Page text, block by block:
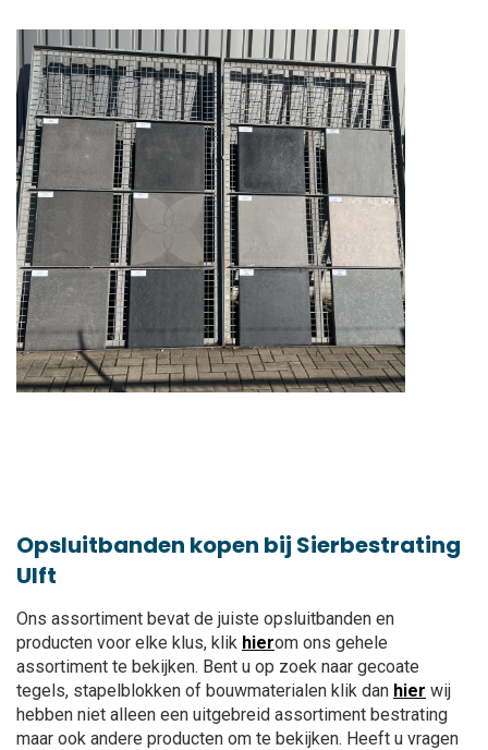
Opsluitbanden kopen bij Sierbestrating
Ulft
Ons assortiment bevat de juiste opsluitbanden en
producten voor elke klus, klik hierom ons gehele
assortiment te bekijken. Bent u op zoek naar gecoate
tegels, stapelblokken of bouwmaterialen klik dan hier wij
hebben niet alleen een uitgebreid assortiment bestrating
maar ook andere producten om te bekijken. Heeft u vragen